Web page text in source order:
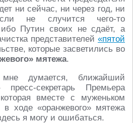
ни сейчас, ни через год, ни
не случится чего-то
ибо Путин своих не сдаёт, а
представителей «пятой
которые засветились во
мятежа.
думается, ближайший
секретарь Премьера
вместе с муженьком
в ходе «оранжевого» мятежа
я могу и ошибаться.